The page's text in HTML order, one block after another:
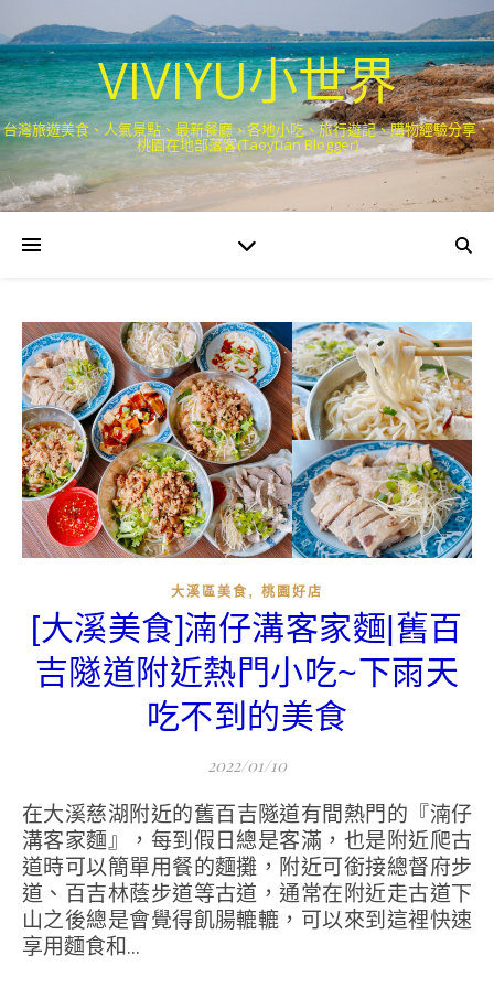
VIVIYU小世界
台灣旅遊美食、人氣景點、最新餐廳、各地小吃、旅行遊記、購物經驗分享．
桃園在地部落客(Taoyuan Blogger)
大溪區美食 , 桃園好店
[大溪美食]湳仔溝客家麵|舊百
吉隧道附近熱門小吃~下雨天
吃不到的美食
2022/01/10
在大溪慈湖附近的舊百吉隧道有間熱門的『湳仔
溝客家麵』，每到假日總是客滿，也是附近爬古
道時可以簡單用餐的麵攤，附近可銜接總督府步
道、百吉林蔭步道等古道，通常在附近走古道下
山之後總是會覺得飢腸轆轆，可以來到這裡快速
享用麵食和...